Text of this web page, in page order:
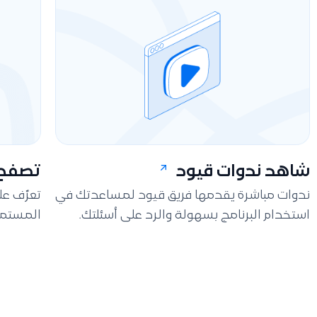
شاهد ندوات قيود
ندوات مباشرة يقدمها فريق قيود لمساعدتك في
استخدام البرنامج بسهولة والرد على أسئلتك.
تعرّف